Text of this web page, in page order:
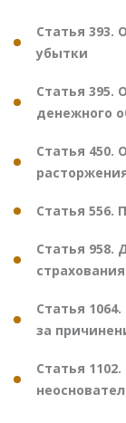
Статья 393.
убытки
Статья 395.
денежного
Статья 450.
Статья 556.
Статья 958.
страхования
Статья
за
Статья